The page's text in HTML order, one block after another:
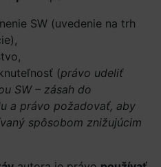
SW (uvedenie na trh
(právo udeliť
SW – zásah do
a právo požadovať, aby
spôsobom znižujúcim